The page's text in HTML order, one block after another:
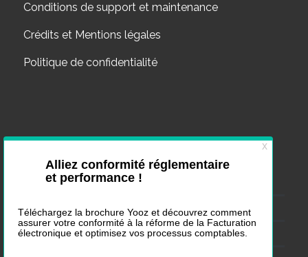
Conditions de support et maintenance
Crédits et Mentions légales
Politique de confidentialité
Nos derniers articles
Webinar Facturation électronique : changement de PA
Purchase-to-Pay : le processus complet expliqué
Logiciel de dématérialisation de factures : comment choisir ?